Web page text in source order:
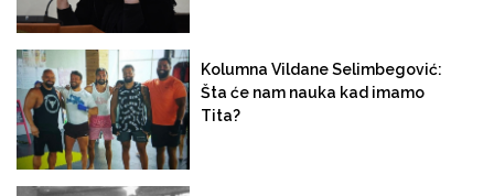
Kolumna Vildane Selimbegović:
Šta će nam nauka kad imamo
Tita?